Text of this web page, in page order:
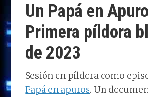
Un Papá en
Primera píldora
de 2023
Sesión en píldora como
Papá en apuros. Un